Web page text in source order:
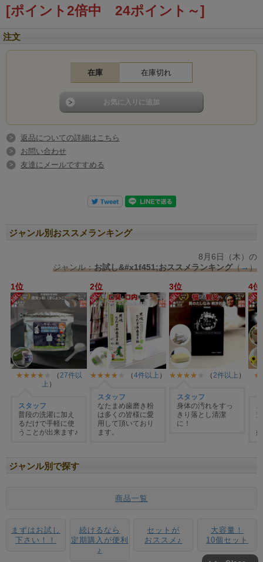
[ポイント2倍中 24ポイント～]
注文
在庫 在庫切れ
返品についての詳細はこちら
お問い合わせ
友達にメールですすめる
ジャンル別おススメランキング
ジャンル別で探す